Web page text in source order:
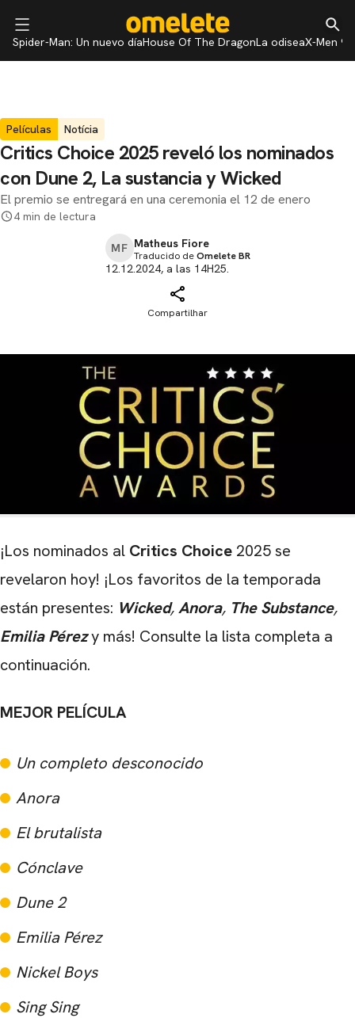
Spider-Man: Un nuevo díaHouse Of The DragonLa odiseaX-Men 97
Películas Notícia
Critics Choice 2025 reveló los nominados
con Dune 2, La sustancia y Wicked
El premio se entregará en una ceremonia el 12 de enero
4 min de lectura
MF Matheus Fiore
Traducido deOmelete BR
12.12.2024, a las 14H25.
Compartilhar
¡Los nominados al Critics Choice 2025 se
revelaron hoy! ¡Los favoritos de la temporada
están presentes: Wicked,Anora, The Substance,
Emilia Pérezy más! Consulte la lista completa a
continuación.
MEJOR PELÍCULA
Un completo desconocido
Anora
El brutalista
Cónclave
Dune 2
Emilia Pérez
Nickel Boys
Sing Sing